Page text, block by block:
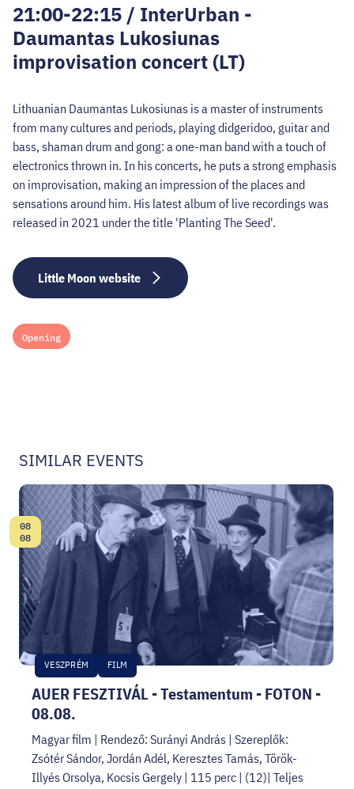
21:00-22:15 / InterUrban -
Daumantas Lukosiunas
improvisation concert (LT)
Lithuanian Daumantas Lukosiunas is a master of instruments
from many cultures and periods, playing didgeridoo, guitar and
bass, shaman drum and gong: a one-man band with a touch of
electronics thrown in. In his concerts, he puts a strong emphasis
on improvisation, making an impression of the places and
sensations around him. His latest album of live recordings was
released in 2021 under the title 'Planting The Seed'.
Little Moon website
Opening
SIMILAR EVENTS
AUER FESZTIVÁL - Testamentum - FOTON -
08.08.
VESZPRÉM FILM
Date:
08
08
Magyar film | Rendező: Surányi András | Szereplők:
Zsótér Sándor, Jordán Adél, Keresztes Tamás, Török-
Illyés Orsolya, Kocsis Gergely | 115 perc | (12)| Teljes